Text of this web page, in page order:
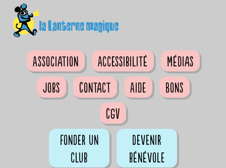
Association Accessibilité
Médias
Jobs
Contact Aide
Bons
CGV
Fonder un
club
Devenir
bénévole